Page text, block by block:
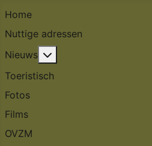
Home
Nuttige adressen
Nieuws
Toeristisch
Fotos
Films
OVZM